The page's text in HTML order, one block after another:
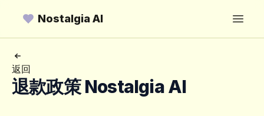
Nostalgia AI
Open
返回
退款政策 Nostalgia AI